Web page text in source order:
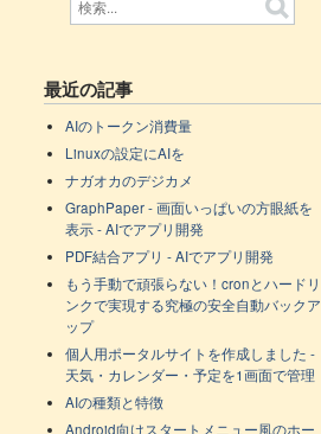
最近の記事
AIのトークン消費量
Linuxの設定にAIを
ナガオカのデジカメ
GraphPaper - 画面いっぱいの方眼紙を
表示 - AIでアプリ開発
PDF結合アプリ - AIでアプリ開発
もう手動で頑張らない！cronとハードリ
ンクで実現する究極の安全自動バックア
ップ
個人用ポータルサイトを作成しました -
天気・カレンダー・予定を1画面で管理
AIの種類と特徴
Android向けスタートメニュー風のホー